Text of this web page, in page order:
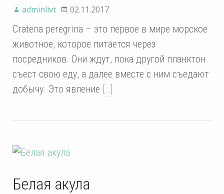
adminlivt 02.11.2017
Cratena peregrina – это первое в мире морское
животное, которое питается через
посредников. Они ждут, пока другой планктон
съест свою еду, а далее вместе с ним съедают
добычу. Это явление […]
Белая акула